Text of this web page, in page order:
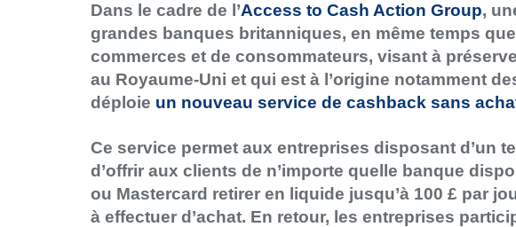
Dans le cadre de l’Access to Cash Action Group,
grandes banques britanniques, en même temps
commerces et de consommateurs, visant à
au Royaume-Uni et qui est à l’origine notamment
déploie un nouveau service de cashback sans
Ce service permet aux entreprises disposant d’un
d’offrir aux clients de n’importe quelle banque
ou Mastercard retirer en liquide jusqu’à 100 £ par
à effectuer d’achat. En retour, les entreprises